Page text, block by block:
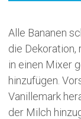
Alle Bananen
die Dekoration,
in einen Mixer
hinzufügen.
Vanillemark
der Milch